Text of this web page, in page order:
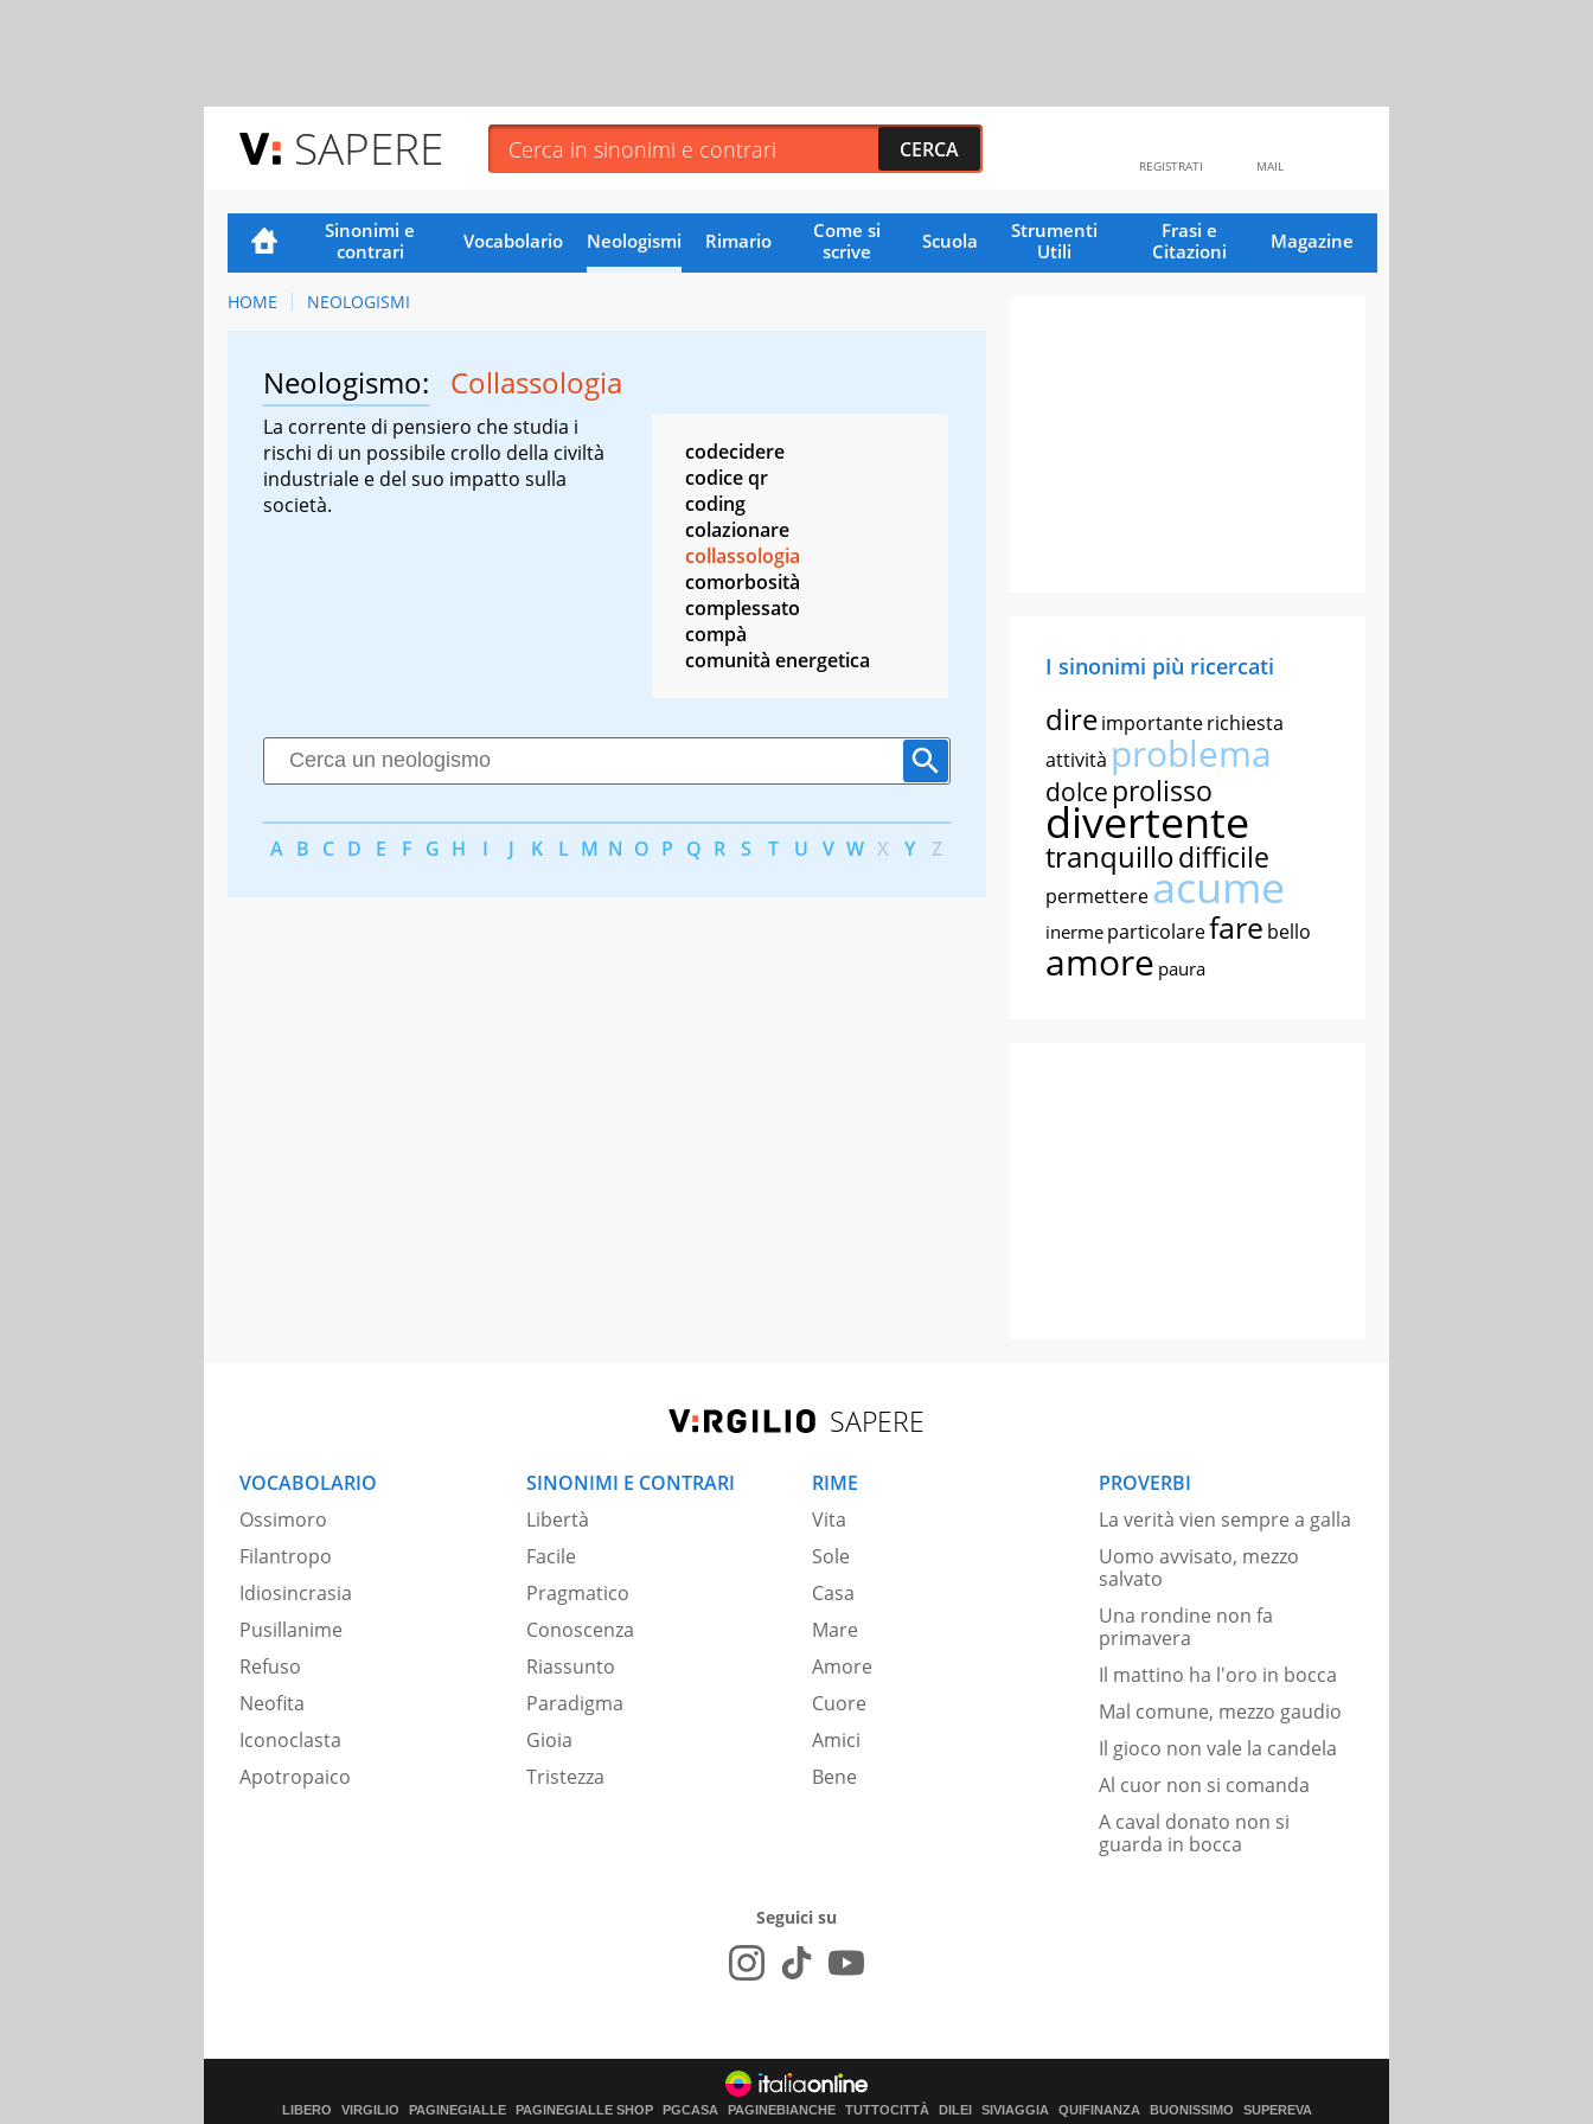
SAPERE MAIL
REGISTRATI
Sinonimi e
contrari
Vocabolario Neologismi Rimario
Come si
scrive
Scuola
Strumenti
Utili
Frasi e
Citazioni
Magazine
HOME NEOLOGISMI
Neologismo: Collassologia
La corrente di pensiero che studia i
rischi di un possibile crollo della civiltà
industriale e del suo impatto sulla
società.
codecidere
codice qr
coding
colazionare
collassologia
comorbosità
complessato
compà
comunità energetica
A B C D E F G H I J K L M N O P Q R S T U V W X Y Z
I sinonimi più ricercati
direimportanterichiesta
attività problema
dolce prolisso
divertente
tranquillodifficile
permettereacume
inerme particolarefare bello
amore paura
SAPERE
VOCABOLARIO
Ossimoro
Filantropo
Idiosincrasia
Pusillanime
Refuso
Neofita
Iconoclasta
Apotropaico
SINONIMI E CONTRARI
Libertà
Facile
Pragmatico
Conoscenza
Riassunto
Paradigma
Gioia
Tristezza
RIME
Vita
Sole
Casa
Mare
Amore
Cuore
Amici
Bene
PROVERBI
La verità vien sempre a galla
Uomo avvisato, mezzo
salvato
Una rondine non fa
primavera
Il mattino ha l'oro in bocca
Mal comune, mezzo gaudio
Il gioco non vale la candela
Al cuor non si comanda
A caval donato non si
guarda in bocca
Seguici su
LIBERO VIRGILIO PAGINEGIALLE PAGINEGIALLE SHOP PGCASA PAGINEBIANCHE TUTTOCITTÀ DILEI SIVIAGGIA QUIFINANZA BUONISSIMO SUPEREVA